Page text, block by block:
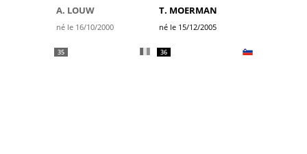
A. LOUW
né le 16/10/2000
T. MOERMAN
né le 15/12/2005
35 36